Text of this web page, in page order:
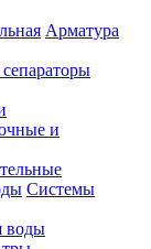
Арматура
и
Системы
воды